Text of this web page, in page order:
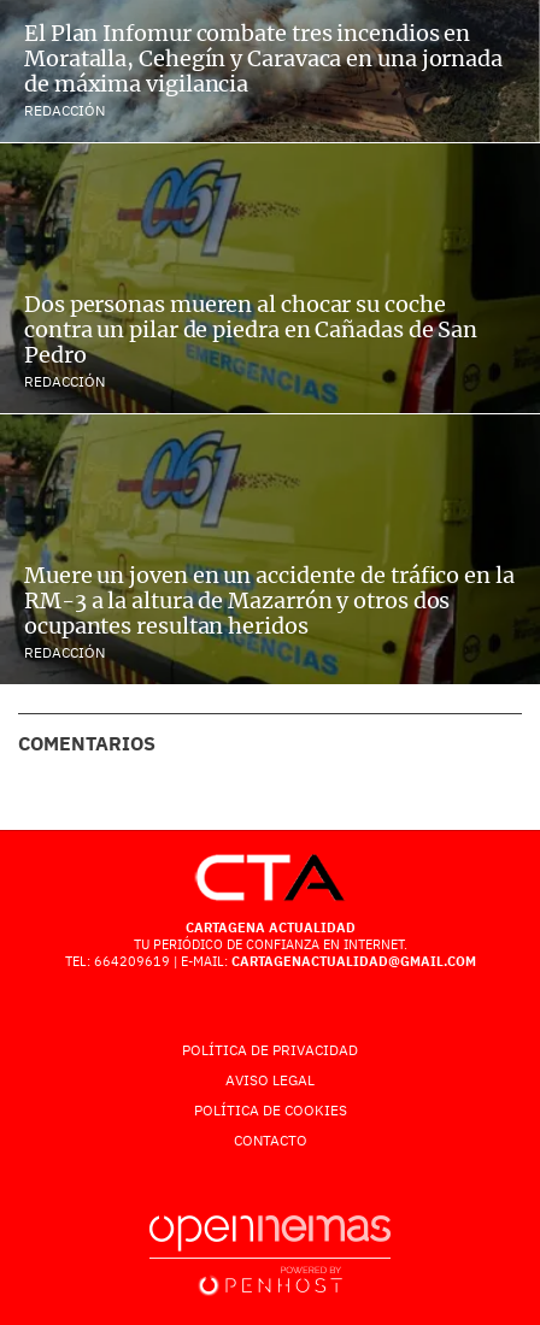
El Plan Infomur combate tres incendios en
Moratalla, Cehegín y Caravaca en una jornada
de máxima vigilancia
REDACCIÓN
Dos personas mueren al chocar su coche
contra un pilar de piedra en Cañadas de San
Pedro
REDACCIÓN
Muere un joven en un accidente de tráfico en la
RM-3 a la altura de Mazarrón y otros dos
ocupantes resultan heridos
REDACCIÓN
COMENTARIOS
CARTAGENA ACTUALIDAD
TU PERIÓDICO DE CONFIANZA EN INTERNET.
TEL: 664209619 | E-MAIL: CARTAGENACTUALIDAD@GMAIL.COM
POLÍTICA DE PRIVACIDAD
AVISO LEGAL
POLÍTICA DE COOKIES
CONTACTO